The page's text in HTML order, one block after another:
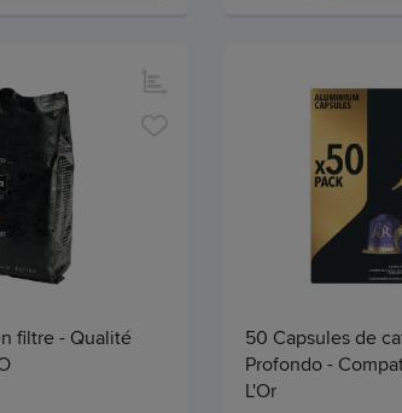
filtre - Qualité
50 Capsules de
Profondo -
L'Or